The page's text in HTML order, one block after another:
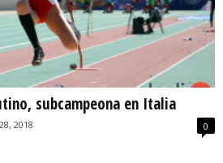
subcampeona en Italia
2018 0